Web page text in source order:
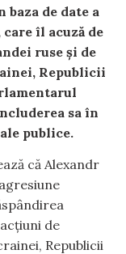
de date a
îl acuză de
ruse și de
Republicii
sa în
publice.
că Alexandr
de
Republicii